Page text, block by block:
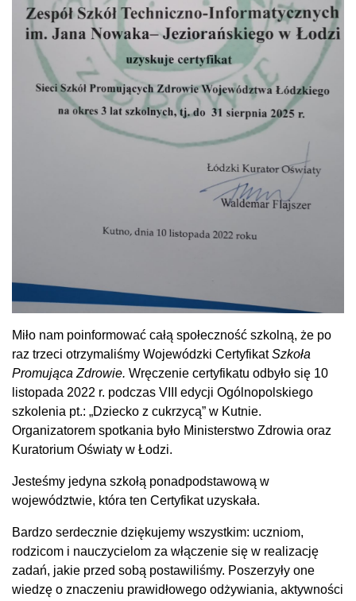
Miło nam poinformować całą społeczność szkolną, że po
raz trzeci otrzymaliśmy Wojewódzki Certyfikat Szkoła
Promująca Zdrowie. Wręczenie certyfikatu odbyło się 10
listopada 2022 r. podczas VIII edycji Ogólnopolskiego
szkolenia pt.: „Dziecko z cukrzycą” w Kutnie.
Organizatorem spotkania było Ministerstwo Zdrowia oraz
Kuratorium Oświaty w Łodzi.
Jesteśmy jedyna szkołą ponadpodstawową w
województwie, która ten Certyfikat uzyskała.
Bardzo serdecznie dziękujemy wszystkim: uczniom,
rodzicom i nauczycielom za włączenie się w realizację
zadań, jakie przed sobą postawiliśmy. Poszerzyły one
wiedzę o znaczeniu prawidłowego odżywiania, aktywności